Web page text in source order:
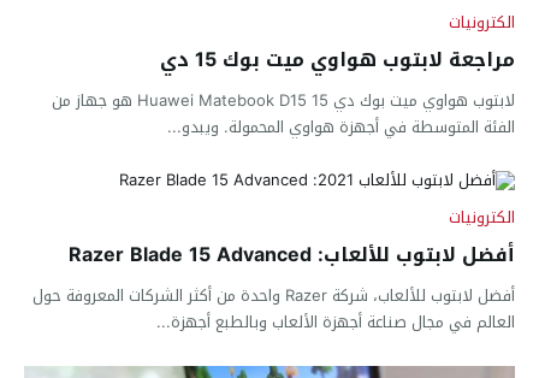
الكترونيات
مراجعة لابتوب هواوي ميت بوك 15 دي
لابتوب هواوي ميت بوك دي 15 Huawei Matebook D15 هو جهاز من
الفئة المتوسطة في أجهزة هواوي المحمولة. ويبدو...
الكترونيات
أفضل لابتوب للألعاب: Razer Blade 15 Advanced
أفضل لابتوب للألعاب، شركة Razer واحدة من أكثر الشركات المعروفة حول
العالم في مجال صناعة أجهزة الألعاب وبالطبع أجهزة...